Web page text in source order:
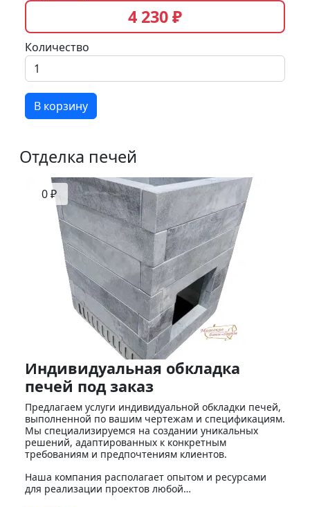
4 230 ₽
Количество
В корзину
Отделка печей
0 ₽
Индивидуальная обкладка
печей под заказ
Предлагаем услуги индивидуальной обкладки печей,
выполненной по вашим чертежам и спецификациям.
Мы специализируемся на создании уникальных
решений, адаптированных к конкретным
требованиям и предпочтениям клиентов.
Наша компания располагает опытом и ресурсами
для реализации проектов любой…